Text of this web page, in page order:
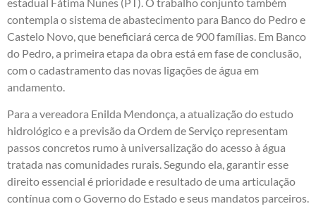
contempla o sistema de abastecimento para Banco do Pedro e
Castelo Novo, que beneficiará cerca de 900 famílias. Em Banco
do Pedro, a primeira etapa da obra está em fase de conclusão,
com o cadastramento das novas ligações de água em
andamento.
Para a vereadora Enilda Mendonça, a atualização do estudo
hidrológico e a previsão da Ordem de Serviço representam
passos concretos rumo à universalização do acesso à água
tratada nas comunidades rurais. Segundo ela, garantir esse
direito essencial é prioridade e resultado de uma articulação
contínua com o Governo do Estado e seus mandatos parceiros.